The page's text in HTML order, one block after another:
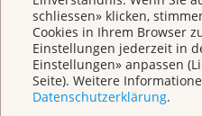
schliessen» klicken,
Cookies in Ihrem Browser
Einstellungen jederzeit in
Einstellungen» anpassen
Seite). Weitere
Datenschutzerklärung.